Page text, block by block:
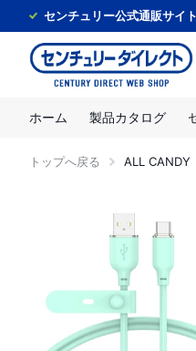
センチュリー公式通販サイト
ホーム 製品カタログ
トップへ戻る ALL